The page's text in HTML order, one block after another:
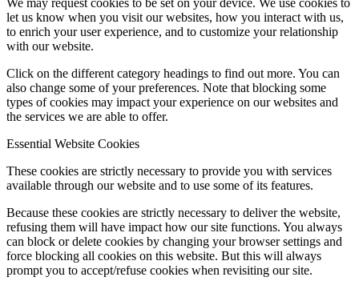
let us know when you visit our websites, how you interact with us,
to enrich your user experience, and to customize your relationship
with our website.
Click on the different category headings to find out more. You can
also change some of your preferences. Note that blocking some
types of cookies may impact your experience on our websites and
the services we are able to offer.
Essential Website Cookies
These cookies are strictly necessary to provide you with services
available through our website and to use some of its features.
Because these cookies are strictly necessary to deliver the website,
refusing them will have impact how our site functions. You always
can block or delete cookies by changing your browser settings and
force blocking all cookies on this website. But this will always
prompt you to accept/refuse cookies when revisiting our site.